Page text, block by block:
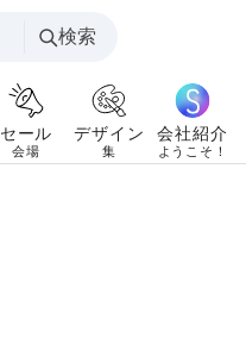
検索
セール
会場
デザイン
集
会社紹介
ようこそ！